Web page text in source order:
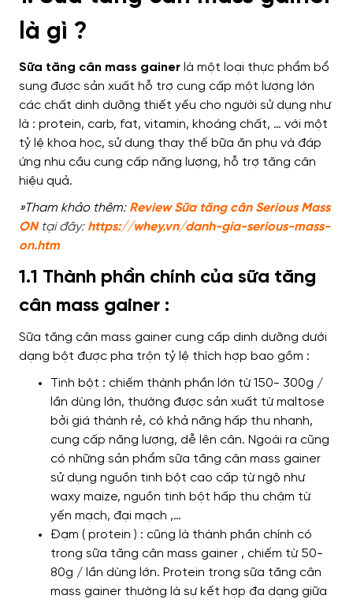
là gì ?
Sữa tăng cân mass gainer là một loại thực phẩm bổ
sung được sản xuất hỗ trợ cung cấp một lượng lớn
các chất dinh dưỡng thiết yếu cho người sử dụng như
là : protein, carb, fat, vitamin, khoáng chất, … với một
tỷ lệ khoa học, sử dụng thay thế bữa ăn phụ và đáp
ứng nhu cầu cung cấp năng lượng, hỗ trợ tăng cân
hiệu quả.
»Tham khảo thêm: Review Sữa tăng cân Serious Mass
ON tại đây: https://whey.vn/danh-gia-serious-mass-
on.htm
1.1 Thành phần chính của sữa tăng
cân mass gainer :
Sữa tăng cân mass gainer cung cấp dinh dưỡng dưới
dạng bột được pha trộn tỷ lệ thích hợp bao gồm :
Tinh bột : chiếm thành phần lớn từ 150- 300g /
lần dùng lớn, thường được sản xuất từ maltose
bởi giá thành rẻ, có khả năng hấp thu nhanh,
cung cấp năng lượng, dễ lên cân. Ngoài ra cũng
có những sản phẩm sữa tăng cân mass gainer
sử dụng nguồn tinh bột cao cấp từ ngô như
waxy maize, nguồn tinh bột hấp thu chậm từ
yến mạch, đại mạch ,…
Đạm ( protein ) : cũng là thành phần chính có
trong sữa tăng cân mass gainer , chiếm từ 50-
80g / lần dùng lớn. Protein trong sữa tăng cân
mass gainer thường là sự kết hợp đa dạng giữa